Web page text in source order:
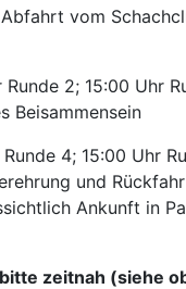
vom
2; 15:00 Uhr
Beisammensein
4; 15:00 Uhr
und
Ankunft in
zeitnah (siehe